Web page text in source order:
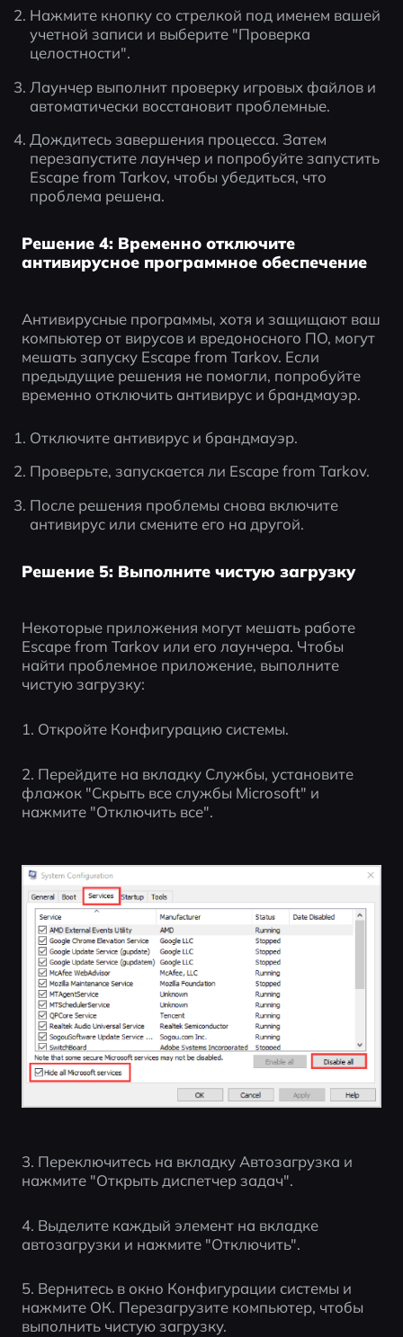
Нажмите кнопку со стрелкой под именем вашей
учетной записи и выберите "Проверка
целостности".
Лаунчер выполнит проверку игровых файлов и
автоматически восстановит проблемные.
Дождитесь завершения процесса. Затем
перезапустите лаунчер и попробуйте запустить
Escape from Tarkov, чтобы убедиться, что
проблема решена.
Решение 4: Временно отключите
антивирусное программное обеспечение
Антивирусные программы, хотя и защищают ваш
компьютер от вирусов и вредоносного ПО, могут
мешать запуску Escape from Tarkov. Если
предыдущие решения не помогли, попробуйте
временно отключить антивирус и брандмауэр.
Отключите антивирус и брандмауэр.
Проверьте, запускается ли Escape from Tarkov.
После решения проблемы снова включите
антивирус или смените его на другой.
Решение 5: Выполните чистую загрузку
Некоторые приложения могут мешать работе
Escape from Tarkov или его лаунчера. Чтобы
найти проблемное приложение, выполните
чистую загрузку:
1. Откройте Конфигурацию системы.
2. Перейдите на вкладку Службы, установите
флажок "Скрыть все службы Microsoft" и
нажмите "Отключить все".
3. Переключитесь на вкладку Автозагрузка и
нажмите "Открыть диспетчер задач".
4. Выделите каждый элемент на вкладке
автозагрузки и нажмите "Отключить".
5. Вернитесь в окно Конфигурации системы и
нажмите ОК. Перезагрузите компьютер, чтобы
выполнить чистую загрузку.